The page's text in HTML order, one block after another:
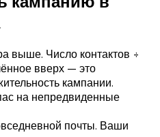
выше. Число контактов ÷
вверх — это
кампании.
на непредвиденные
почты. Ваши